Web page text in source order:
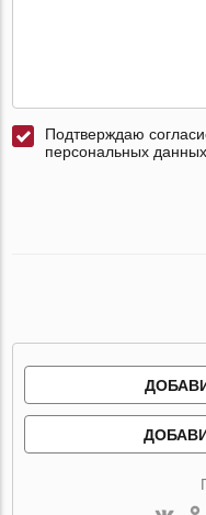
Подтверждаю
персональных данных